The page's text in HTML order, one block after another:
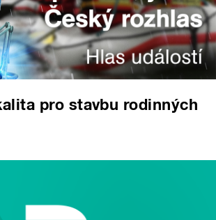
pro stavbu rodinných